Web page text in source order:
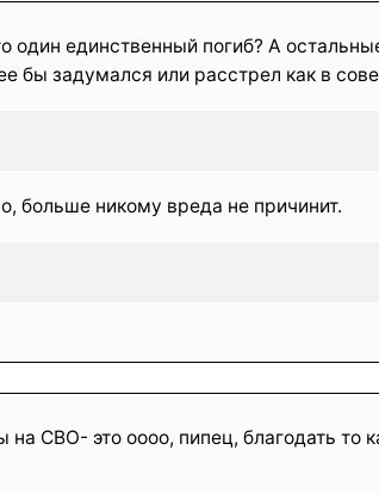
один единственный погиб? А
бы задумался или расстрел как в
больше никому вреда не причинит.
на СВО- это оооо, пипец, благодать то